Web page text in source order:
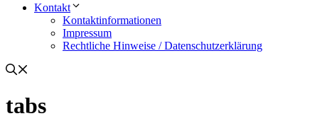
Kontakt
Kontaktinformationen
Impressum
Rechtliche Hinweise / Datenschutzerklärung
tabs